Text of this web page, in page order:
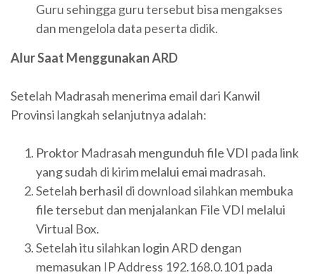
Guru sehingga guru tersebut bisa mengakses
dan mengelola data peserta didik.
Alur Saat Menggunakan ARD
Setelah Madrasah menerima email dari Kanwil
Provinsi langkah selanjutnya adalah:
Proktor Madrasah mengunduh file VDI pada link
yang sudah di kirim melalui emai madrasah.
Setelah berhasil di download silahkan membuka
file tersebut dan menjalankan File VDI melalui
Virtual Box.
Setelah itu silahkan login ARD dengan
memasukan IP Address 192.168.0.101 pada